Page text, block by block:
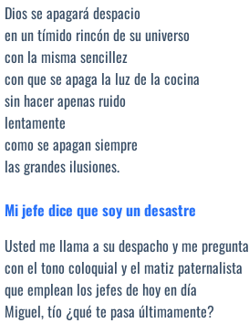
Dios se apagará despacio
en un tímido rincón de su universo
con la misma sencillez
con que se apaga la luz de la cocina
sin hacer apenas ruido
lentamente
como se apagan siempre
las grandes ilusiones.
Mi jefe dice que soy un desastre
Usted me llama a su despacho y me pregunta
con el tono coloquial y el matiz paternalista
que emplean los jefes de hoy en día
Miguel, tío ¿qué te pasa últimamente?